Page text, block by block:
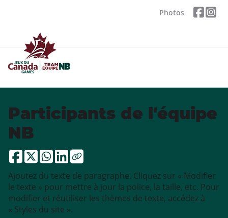
Photos
Participants de l'équipe
NB
Ajoutez du texte de paragraphe. Cliquez sur « Modifier
le texte » pour mettre à jour la police, la taille, etc. Pour
modifier et réutiliser les thèmes de texte, accédez à
« Styles du site ».